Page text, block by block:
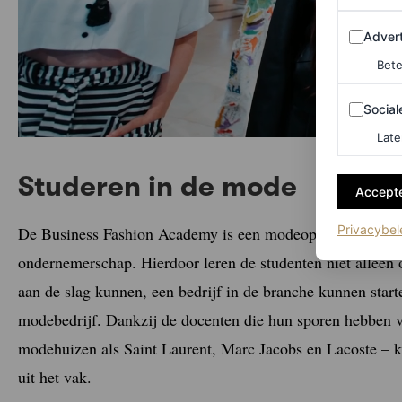
Studeren in de mode
De Business Fashion Academy is een modeopleiding die
ondernemerschap. Hierdoor leren de studenten niet
aan de slag kunnen, een bedrijf in de branche kunnen
modebedrijf. Dankzij de docenten die hun sporen
modehuizen als Saint Laurent, Marc Jacobs en Lacoste –
uit het vak.
Sociale